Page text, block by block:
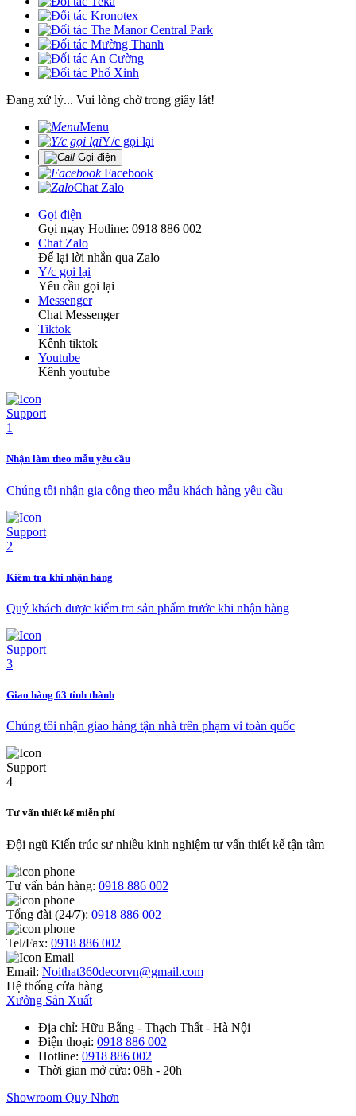
Đang xử lý... Vui lòng chờ trong giây lát!
Menu
Y/c gọi lại
Gọi điện
Facebook
Chat Zalo
Gọi điện
Gọi ngay Hotline: 0918 886 002
Chat Zalo
Để lại lời nhắn qua Zalo
Y/c gọi lại
Yêu cầu gọi lại
Messenger
Chat Messenger
Tiktok
Kênh tiktok
Youtube
Kênh youtube
Nhận làm theo mẫu yêu cầu
Chúng tôi nhận gia công theo mẫu khách hàng yêu cầu
Kiểm tra khi nhận hàng
Quý khách được kiểm tra sản phẩm trước khi nhận hàng
Giao hàng 63 tỉnh thành
Chúng tôi nhận giao hàng tận nhà trên phạm vi toàn quốc
Tư vấn thiết kế miễn phí
Đội ngũ Kiến trúc sư nhiều kinh nghiệm tư vấn thiết kế tận tâm
Tư vấn bán hàng: 0918 886 002
Tổng đài (24/7): 0918 886 002
Tel/Fax: 0918 886 002
Email: Noithat360decorvn@gmail.com
Hệ thống cửa hàng
Xưởng Sản Xuất
Địa chỉ: Hữu Bằng - Thạch Thất - Hà Nội
Điện thoại: 0918 886 002
Hotline: 0918 886 002
Thời gian mở cửa: 08h - 20h
Showroom Quy Nhơn